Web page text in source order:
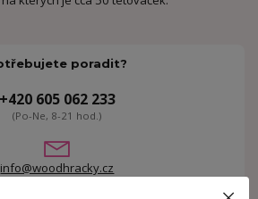
poradit?
+420 605 062 233
(Po-Ne, 8-21 hod.)
info@woodhracky.cz